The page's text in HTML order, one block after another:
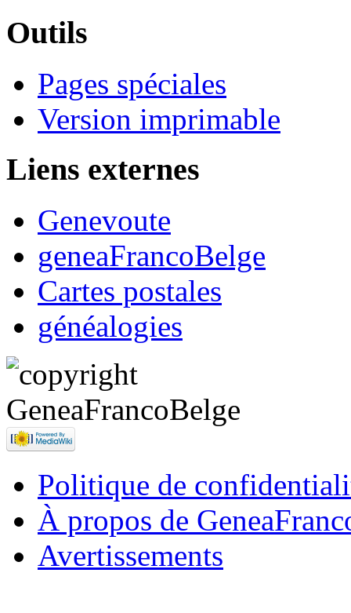
Outils
Pages spéciales
Version imprimable
Liens externes
Genevoute
geneaFrancoBelge
Cartes postales
généalogies
Politique de
À propos de
Avertissements